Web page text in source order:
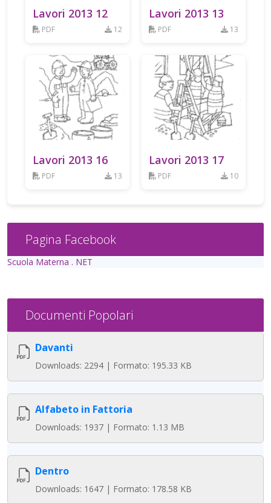
Lavori 2013 12
PDF 12
Lavori 2013 13
PDF 13
Lavori 2013 16
PDF 13
Lavori 2013 17
PDF 10
Pagina Facebook
Scuola Materna . NET
Documenti Popolari
Davanti
Downloads: 2294 | Formato: 195.33 KB
Alfabeto in Fattoria
Downloads: 1937 | Formato: 1.13 MB
Dentro
Downloads: 1647 | Formato: 178.58 KB